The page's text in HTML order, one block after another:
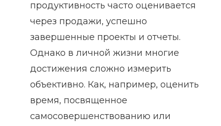
продуктивность часто оценивается
через продажи, успешно
завершенные проекты и отчеты.
Однако в личной жизни многие
достижения сложно измерить
объективно. Как, например, оценить
время, посвященное
самосовершенствованию или